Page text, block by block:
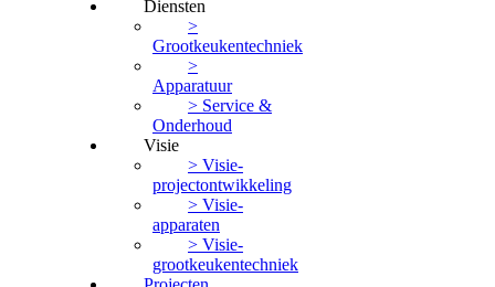
Diensten
>
Grootkeukentechniek
>
Apparatuur
> Service &
Onderhoud
Visie
> Visie-
projectontwikkeling
> Visie-
apparaten
> Visie-
grootkeukentechniek